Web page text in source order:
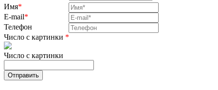
Имя*
E-mail*
Телефон
Число с картинки *
Число с картинки